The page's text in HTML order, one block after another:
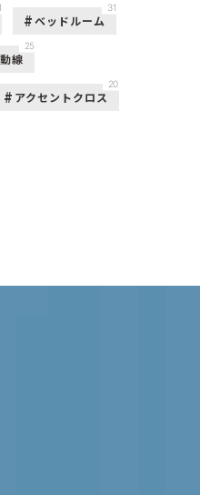
ベッドルーム
31
線
25
アクセントクロス
20